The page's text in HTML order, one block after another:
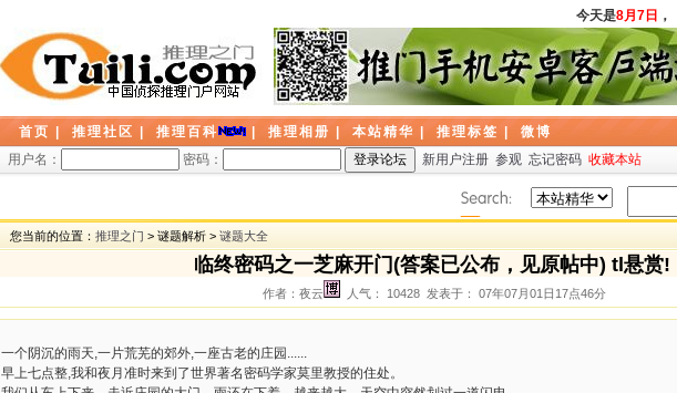
今天是8月7日，
首页 推理社区 推理百科 推理相册 本站精华 推理标签 微博
用户名：
密码： 新用户注册 参观 忘记密码 收藏本站
您当前的位置： 推理之门 > 谜题解析 > 谜题大全
临终密码之一芝麻开门(答案已公布，见原帖中) tl悬赏!
作者：夜云 人气： 10428 发表于： 07年07月01日17点46分
一个阴沉的雨天,一片荒芜的郊外,一座古老的庄园......
早上七点整,我和夜月准时来到了世界著名密码学家莫里教授的住处。